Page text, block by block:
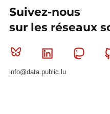
Suivez-nous
sur les réseaux
Bluesky Linkedin
info@data.public.lu